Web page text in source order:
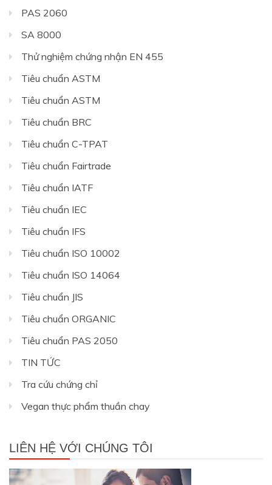
PAS 2060
SA 8000
Thử nghiệm chứng nhận EN 455
Tiêu chuẩn ASTM
Tiêu chuẩn ASTM
Tiêu chuẩn BRC
Tiêu chuẩn C-TPAT
Tiêu chuẩn Fairtrade
Tiêu chuẩn IATF
Tiêu chuẩn IEC
Tiêu chuẩn IFS
Tiêu chuẩn ISO 10002
Tiêu chuẩn ISO 14064
Tiêu chuẩn JIS
Tiêu chuẩn ORGANIC
Tiêu chuẩn PAS 2050
TIN TỨC
Tra cứu chứng chỉ
Vegan thực phẩm thuần chay
LIÊN HỆ VỚI CHÚNG TÔI